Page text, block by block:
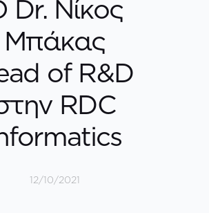
Dr. Νίκος
Μπάκας
of R&D
RDC
12/10/2021